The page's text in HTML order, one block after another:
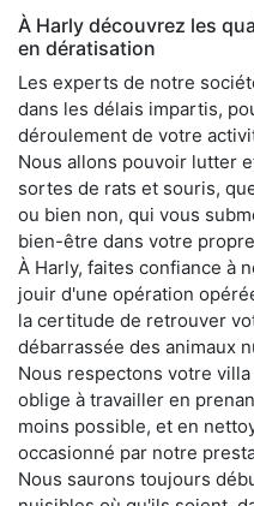
À Harly découvrez les
en dératisation
Les experts de notre
dans les délais impartis,
déroulement de votre
Nous allons pouvoir lutter
sortes de rats et souris,
ou bien non, qui vous
bien-être dans votre
À Harly, faites confiance à
jouir d'une opération
la certitude de retrouver
débarrassée des animaux
Nous respectons votre
oblige à travailler en
moins possible, et en
occasionné par notre
Nous saurons toujours